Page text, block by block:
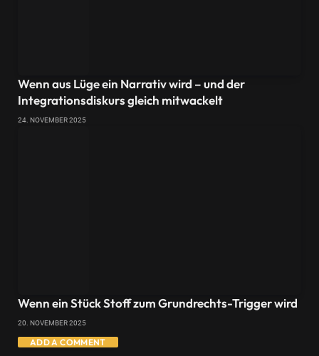
Wenn aus Lüge ein Narrativ wird – und der
Integrationsdiskurs gleich mitwackelt
24. NOVEMBER 2025
Wenn ein Stück Stoff zum Grundrechts-Trigger wird
20. NOVEMBER 2025
ADD A COMMENT